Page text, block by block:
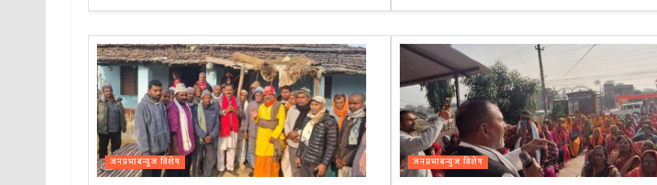
जनप्रभाबन्युज विशेष जनप्रभाबन्युज विशेष